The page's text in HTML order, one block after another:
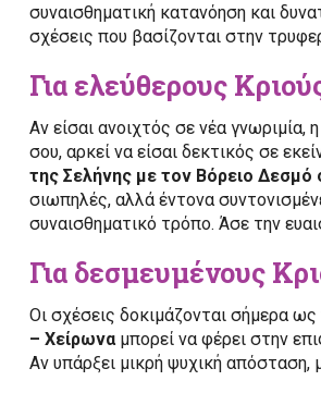
συναισθηματική κατανόηση και
σχέσεις που βασίζονται στην
Για ελεύθερους
Αν είσαι ανοιχτός σε νέα γνωριμία,
σου, αρκεί να είσαι δεκτικός σε
της Σελήνης με τον Βόρειο Δεσμό
σιωπηλές, αλλά έντονα
συναισθηματικό τρόπο. Άσε την
Για δεσμευμένους
Οι σχέσεις δοκιμάζονται σήμερα
– Χείρωναμπορεί να φέρει στην
Αν υπάρξει μικρή ψυχική